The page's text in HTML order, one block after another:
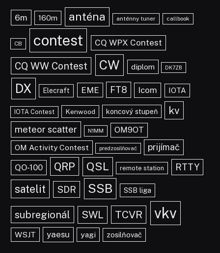
6m 160m anténa anténny tuner callbook
CB contest CQ WPX Contest
CQ WW Contest CW diplom DK7ZB
DX Elecraft EME FT8 Icom IOTA
IOTA Contest Kenwood koncový stupeň kv
meteor scatter N1MM
OM9OT
OM Activity Contest
predzosilňovač prijímač
QO-100 QRP QSL remote station RTTY
satelit SDR SSB SSB liga
subregionál SWL TCVR vkv
WSJT yaesu yagi zosilňovač